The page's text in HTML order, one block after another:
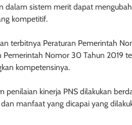
dalam sistem merit dapat
kompetitif.
terbitnya Peraturan Pemerintah
Pemerintah Nomor 30 Tahun 2019
kompetensinya.
penilaian kinerja PNS dilakukan
manfaat yang dicapai yang